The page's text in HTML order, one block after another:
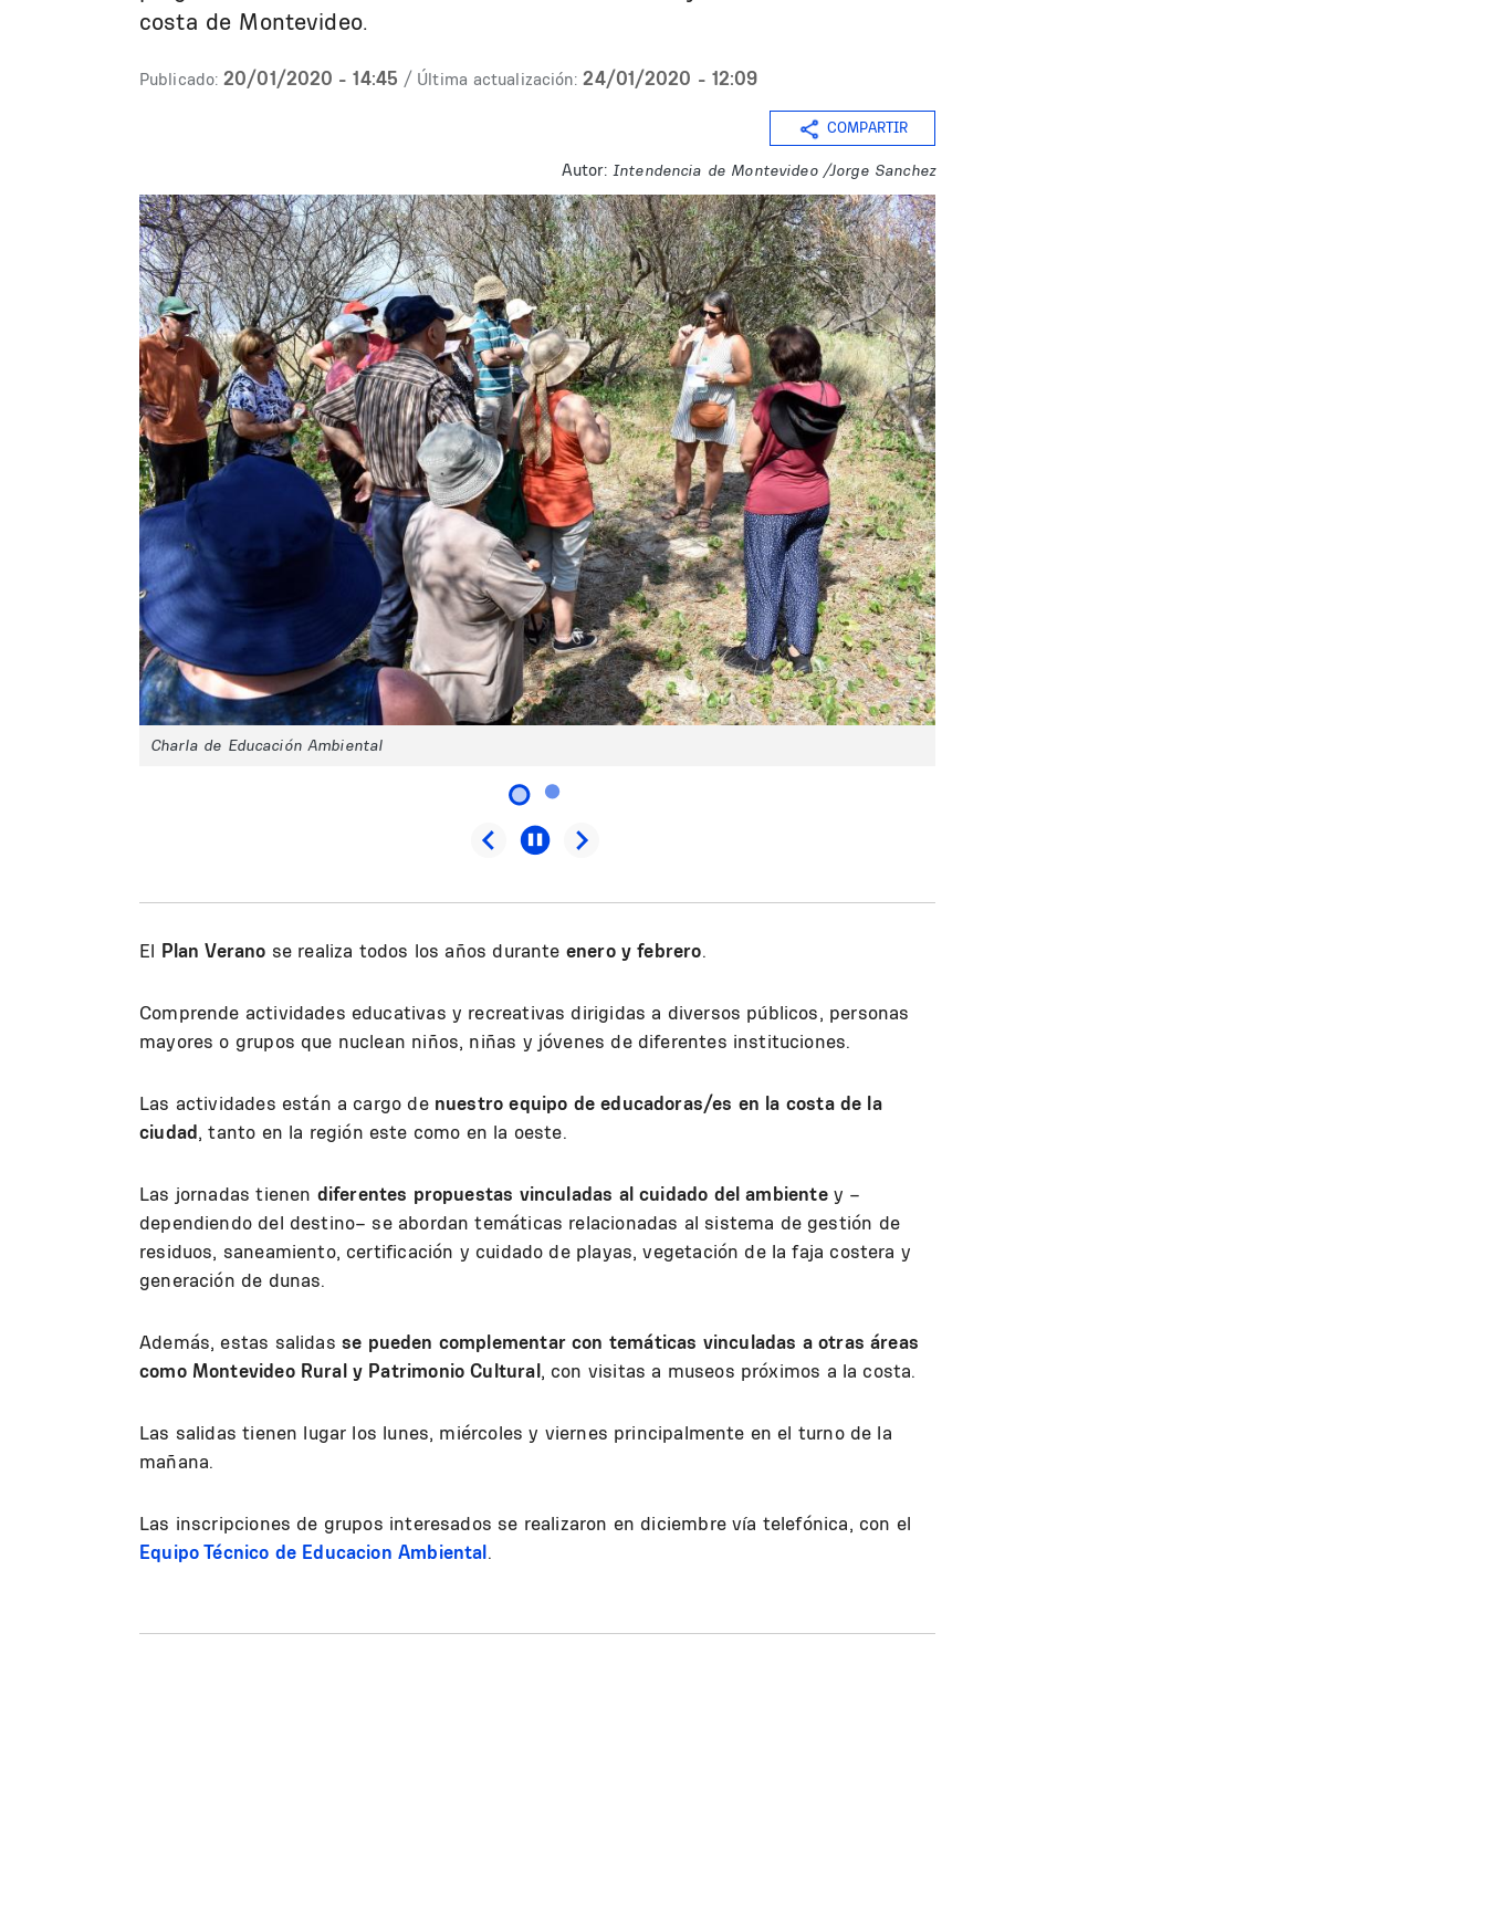
costa de Montevideo.
Publicado: 20/01/2020 - 14:45 / Última actualización: 24/01/2020 - 12:09
COMPARTIR
Autor: Intendencia de Montevideo /Jorge Sanchez
Charla de Educación Ambiental
El Plan Verano se realiza todos los años durante enero y febrero.
Comprende actividades educativas y recreativas dirigidas a diversos públicos, personas
mayores o grupos que nuclean niños, niñas y jóvenes de diferentes instituciones.
Las actividades están a cargo de nuestro equipo de educadoras/es en la costa de la
ciudad, tanto en la región este como en la oeste.
Las jornadas tienen diferentes propuestas vinculadas al cuidado del ambientey –
dependiendo del destino– se abordan temáticas relacionadas al sistema de gestión de
residuos, saneamiento, certificación y cuidado de playas, vegetación de la faja costera y
generación de dunas.
Además, estas salidas se pueden complementar con temáticas vinculadas a otras áreas
como Montevideo Rural y Patrimonio Cultural, con visitas a museos próximos a la costa.
Las salidas tienen lugar los lunes, miércoles y viernes principalmente en el turno de la
mañana.
Las inscripciones de grupos interesados se realizaron en diciembre vía telefónica, con el
Equipo Técnico de Educacion Ambiental.